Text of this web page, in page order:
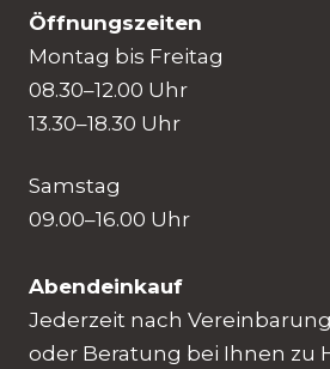
Öffnungszeiten
Montag bis Freitag
08.30–12.00 Uhr
13.30–18.30 Uhr
Samstag
09.00–16.00 Uhr
Abendeinkauf
Jederzeit nach Vereinbarung
oder Beratung bei Ihnen zu